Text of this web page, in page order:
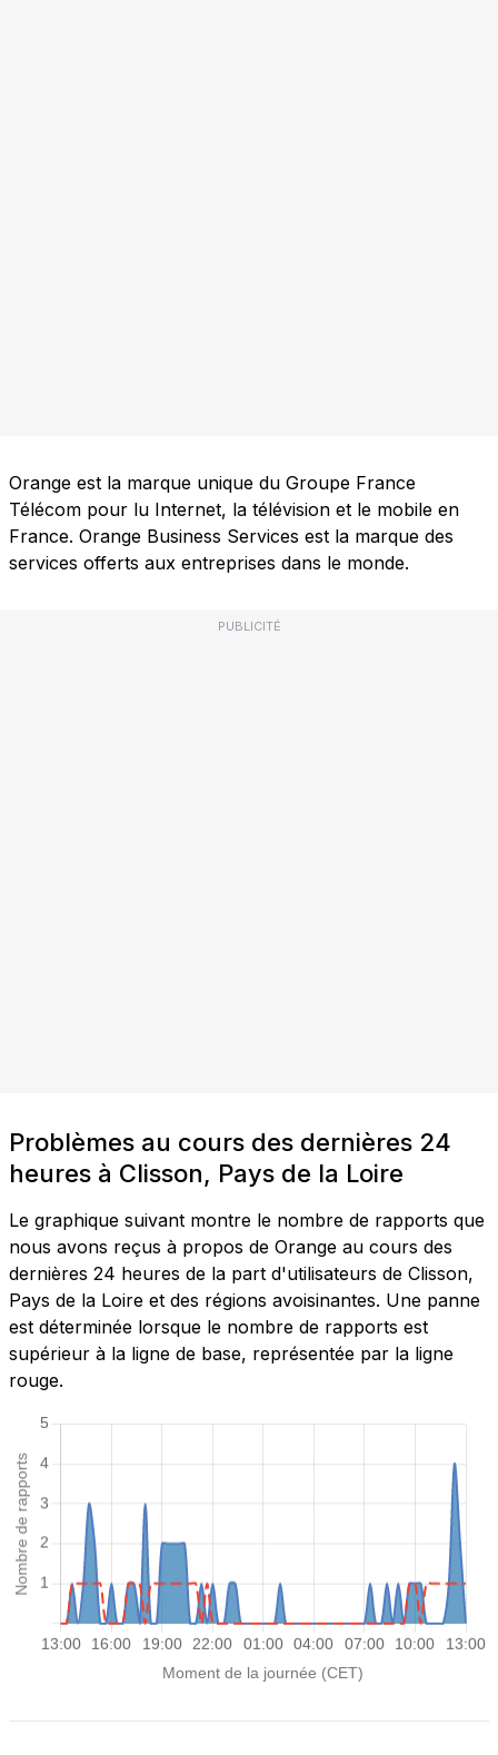
Orange est la marque unique du Groupe France
Télécom pour lu Internet, la télévision et le mobile en
France. Orange Business Services est la marque des
services offerts aux entreprises dans le monde.
PUBLICITÉ
Problèmes au cours des dernières 24
heures à Clisson, Pays de la Loire
Le graphique suivant montre le nombre de rapports que
nous avons reçus à propos de Orange au cours des
dernières 24 heures de la part d'utilisateurs de Clisson,
Pays de la Loire et des régions avoisinantes. Une panne
est déterminée lorsque le nombre de rapports est
supérieur à la ligne de base, représentée par la ligne
rouge.